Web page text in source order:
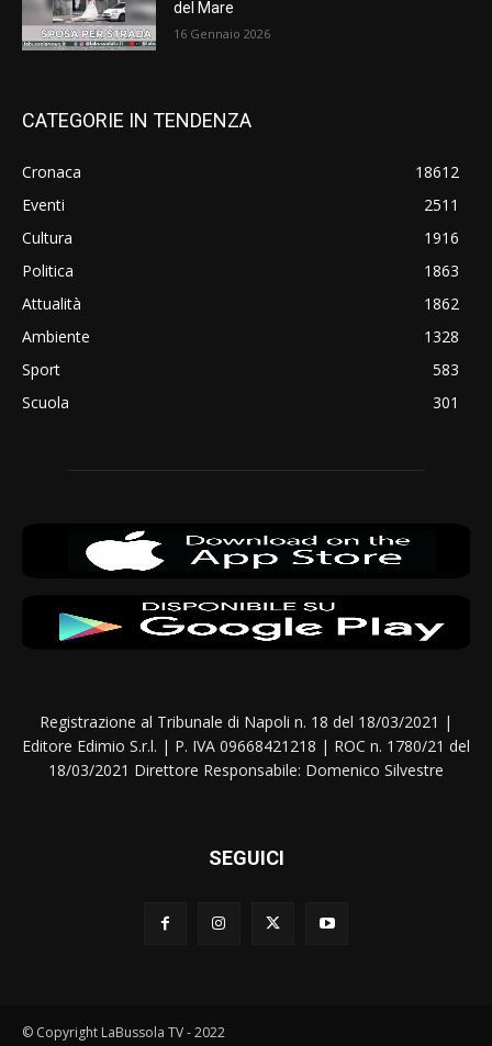
del Mare
16 Gennaio 2026
CATEGORIE IN TENDENZA
Cronaca
18612
Eventi
2511
Cultura
1916
Politica
1863
Attualità
1862
Ambiente
1328
Sport
583
Scuola
301
Registrazione al Tribunale di Napoli n. 18 del 18/03/2021 |
Editore Edimio S.r.l. | P. IVA 09668421218 | ROC n. 1780/21 del
18/03/2021 Direttore Responsabile: Domenico Silvestre
SEGUICI
© Copyright LaBussola TV - 2022